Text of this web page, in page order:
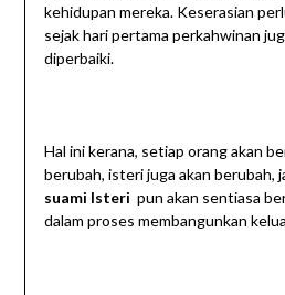
kehidupan mereka. Keserasian
sejak hari pertama perkahwinan
diperbaiki.
Hal ini kerana, setiap orang akan
berubah, isteri juga akan berubah,
suami Isteri pun akan sentiasa
dalam proses membangunkan